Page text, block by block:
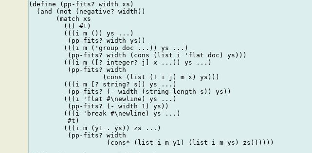
(define (pp-fits? width xs)
  (and (not (negative? width))
       (match xs
         (() #t)
         (((i m ()) ys ...)
          (pp-fits? width ys))
         (((i m ('group doc ...)) ys ...)
          (pp-fits? width (cons (list i 'flat doc) ys)))
         (((i m ([? integer? j] x ...)) ys ...)
          (pp-fits? width
                   (cons (list (+ i j) m x) ys)))
         (((i m [? string? s]) ys ...)
          (pp-fits? (- width (string-length s)) ys))
         (((i 'flat #\newline) ys ...)
          (pp-fits? (- width 1) ys))
         (((i 'break #\newline) ys ...)
          #t)
         (((i m (y1 . ys)) zs ...)
          (pp-fits? width
                    (cons* (list i m y1) (list i m ys) zs))))))